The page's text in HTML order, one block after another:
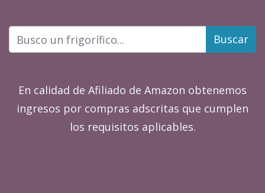
Buscar
En calidad de Afiliado de Amazon obtenemos
ingresos por compras adscritas que cumplen
los requisitos aplicables.